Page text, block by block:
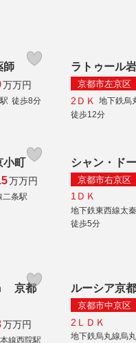
師
万万円
徒歩8分
ラトゥール
京都市左京区
2ＤＫ
地下鉄烏
徒歩12分
小町
万万円
二条駅
シャン・ド
京都市右京区
1ＤＫ
地下鉄東西線太
徒歩5分
京都
万万円
線西院駅
ルーシア京
京都市中京区
2ＬＤＫ
地下鉄烏丸線烏